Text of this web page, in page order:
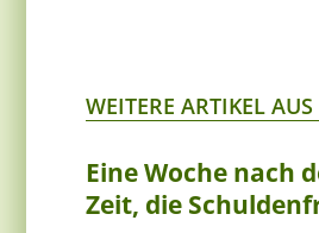
WEITERE ARTIKEL
Eine Woche nach
Zeit, die